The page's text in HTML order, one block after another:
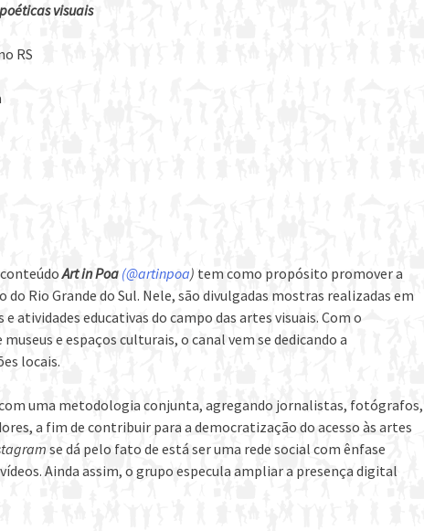
visuais
RS
conteúdoArt in Poa (@artinpoa) tem como propósito promover a
Rio Grande do Sul. Nele, são divulgadas mostras realizadas em
atividades educativas do campo das artes visuais. Com o
e espaços culturais, o canal vem se dedicando a
locais.
uma metodologia conjunta, agregando jornalistas, fotógrafos,
a fim de contribuir para a democratização do acesso às artes
se dá pelo fato de está ser uma rede social com ênfase
Ainda assim, o grupo especula ampliar a presença digital